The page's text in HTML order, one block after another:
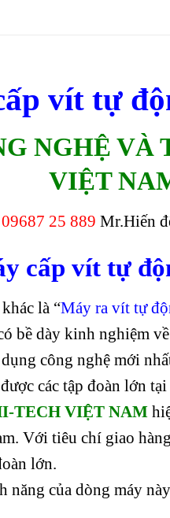
vít tự
NGHỆ
VIỆT
09687 25 889 Mr.Hiến
cấp vít tự
là “Máy ra vít tự
bề dày kinh nghiệm
công nghệ mới
các tập đoàn lớn
TECH VIỆT NAM
Với tiêu chí giao
lớn.
năng của dòng máy